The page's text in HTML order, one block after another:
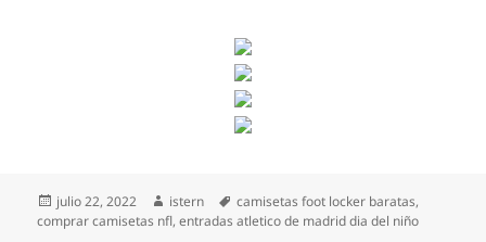
Publicado
el
julio 22, 2022 Autor
istern Etiquetas
camisetas foot locker baratas,
comprar camisetas nfl,entradas atletico de madrid dia del niño